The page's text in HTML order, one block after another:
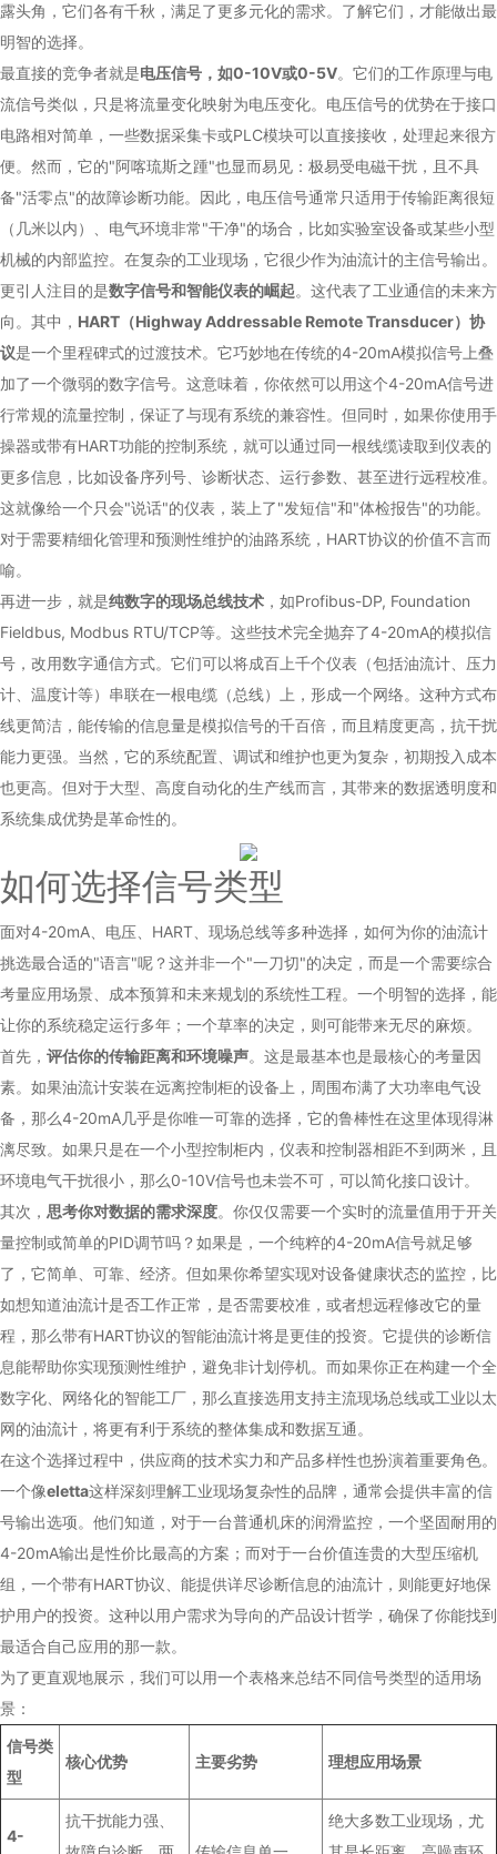
露头角，它们各有千秋，满足了更多元化的需求。了解它们，才能做出最
明智的选择。
最直接的竞争者就是电压信号，如0-10V或0-5V。它们的工作原理与电
流信号类似，只是将流量变化映射为电压变化。电压信号的优势在于接口
电路相对简单，一些数据采集卡或PLC模块可以直接接收，处理起来很方
便。然而，它的"阿喀琉斯之踵"也显而易见：极易受电磁干扰，且不具
备"活零点"的故障诊断功能。因此，电压信号通常只适用于传输距离很短
（几米以内）、电气环境非常"干净"的场合，比如实验室设备或某些小型
机械的内部监控。在复杂的工业现场，它很少作为油流计的主信号输出。
更引人注目的是数字信号和智能仪表的崛起。这代表了工业通信的未来方
向。其中， HART（Highway Addressable Remote Transducer）协
议是一个里程碑式的过渡技术。它巧妙地在传统的4-20mA模拟信号上叠
加了一个微弱的数字信号。这意味着，你依然可以用这个4-20mA信号进
行常规的流量控制，保证了与现有系统的兼容性。但同时，如果你使用手
操器或带有HART功能的控制系统，就可以通过同一根线缆读取到仪表的
更多信息，比如设备序列号、诊断状态、运行参数、甚至进行远程校准。
这就像给一个只会"说话"的仪表，装上了"发短信"和"体检报告"的功能。
对于需要精细化管理和预测性维护的油路系统，HART协议的价值不言而
喻。
再进一步，就是纯数字的现场总线技术 ，如Profibus-DP, Foundation
Fieldbus, Modbus RTU/TCP等。这些技术完全抛弃了4-20mA的模拟信
号，改用数字通信方式。它们可以将成百上千个仪表（包括油流计、压力
计、温度计等）串联在一根电缆（总线）上，形成一个网络。这种方式布
线更简洁，能传输的信息量是模拟信号的千百倍，而且精度更高，抗干扰
能力更强。当然，它的系统配置、调试和维护也更为复杂，初期投入成本
也更高。但对于大型、高度自动化的生产线而言，其带来的数据透明度和
系统集成优势是革命性的。
如何选择信号类型
面对4-20mA、电压、HART、现场总线等多种选择，如何为你的油流计
挑选最合适的"语言"呢？这并非一个"一刀切"的决定，而是一个需要综合
考量应用场景、成本预算和未来规划的系统性工程。一个明智的选择，能
让你的系统稳定运行多年；一个草率的决定，则可能带来无尽的麻烦。
首先， 评估你的传输距离和环境噪声。这是最基本也是最核心的考量因
素。如果油流计安装在远离控制柜的设备上，周围布满了大功率电气设
备，那么4-20mA几乎是你唯一可靠的选择，它的鲁棒性在这里体现得淋
漓尽致。如果只是在一个小型控制柜内，仪表和控制器相距不到两米，且
环境电气干扰很小，那么0-10V信号也未尝不可，可以简化接口设计。
其次， 思考你对数据的需求深度。你仅仅需要一个实时的流量值用于开关
量控制或简单的PID调节吗？如果是，一个纯粹的4-20mA信号就足够
了，它简单、可靠、经济。但如果你希望实现对设备健康状态的监控，比
如想知道油流计是否工作正常，是否需要校准，或者想远程修改它的量
程，那么带有HART协议的智能油流计将是更佳的投资。它提供的诊断信
息能帮助你实现预测性维护，避免非计划停机。而如果你正在构建一个全
数字化、网络化的智能工厂，那么直接选用支持主流现场总线或工业以太
网的油流计，将更有利于系统的整体集成和数据互通。
在这个选择过程中，供应商的技术实力和产品多样性也扮演着重要角色。
一个像eletta这样深刻理解工业现场复杂性的品牌，通常会提供丰富的信
号输出选项。他们知道，对于一台普通机床的润滑监控，一个坚固耐用的
4-20mA输出是性价比最高的方案；而对于一台价值连贵的大型压缩机
组，一个带有HART协议、能提供详尽诊断信息的油流计，则能更好地保
护用户的投资。这种以用户需求为导向的产品设计哲学，确保了你能找到
最适合自己应用的那一款。
为了更直观地展示，我们可以用一个表格来总结不同信号类型的适用场
景：
信号类
型
核心优势 主要劣势 理想应用场景
4-
抗干扰能力强、
绝大多数工业现场，尤